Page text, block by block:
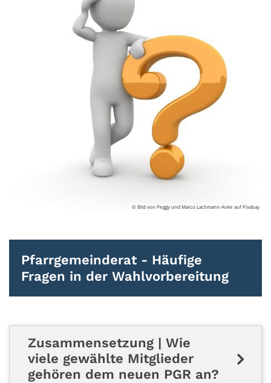
© Bild von Peggy und Marco Lachmann-Anke auf Pixabay
Pfarrgemeinderat - Häufige
Fragen in der Wahlvorbereitung
Zusammensetzung | Wie
viele gewählte Mitglieder
gehören dem neuen PGR an?